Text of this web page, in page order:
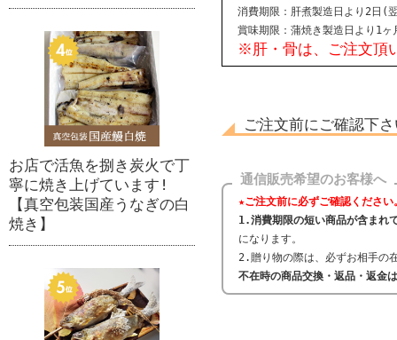
消費期限：肝煮製造日より2日(
賞味期限：蒲焼き製造日より1
※肝・骨は、ご注文頂
ご注文前にご確認下
通信販売希望のお客様へ
★ご注文前に必ずご確認くださ
1.消費期限の短い商品が含まれ
になります。
2.贈り物の際は、必ずお相手の
不在時の商品交換・返品・返金
お店で活魚を捌き炭火で丁
寧に焼き上げています!
【真空包装国産うなぎの白
焼き】